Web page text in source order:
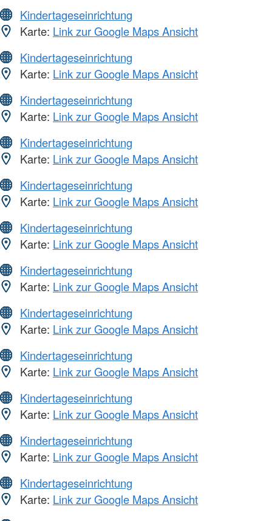
Kindertageseinrichtung
Karte: Link zur Google Maps Ansicht
Kindertageseinrichtung
Karte: Link zur Google Maps Ansicht
Kindertageseinrichtung
Karte: Link zur Google Maps Ansicht
Kindertageseinrichtung
Karte: Link zur Google Maps Ansicht
Kindertageseinrichtung
Karte: Link zur Google Maps Ansicht
Kindertageseinrichtung
Karte: Link zur Google Maps Ansicht
Kindertageseinrichtung
Karte: Link zur Google Maps Ansicht
Kindertageseinrichtung
Karte: Link zur Google Maps Ansicht
Kindertageseinrichtung
Karte: Link zur Google Maps Ansicht
Kindertageseinrichtung
Karte: Link zur Google Maps Ansicht
Kindertageseinrichtung
Karte: Link zur Google Maps Ansicht
Kindertageseinrichtung
Karte: Link zur Google Maps Ansicht